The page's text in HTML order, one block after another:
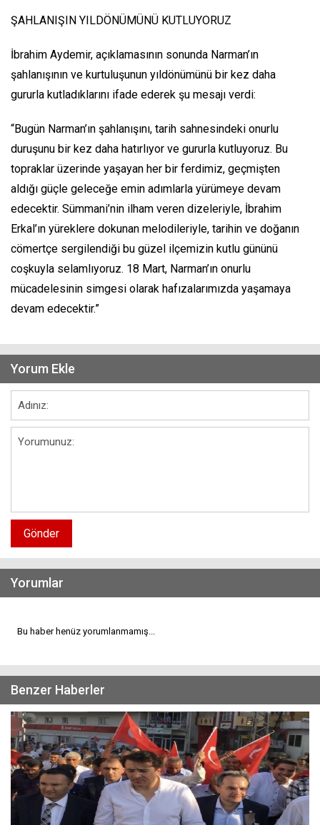
ŞAHLANIŞIN YILDÖNÜMÜNÜ KUTLUYORUZ
İbrahim Aydemir, açıklamasının sonunda Narman’ın
şahlanışının ve kurtuluşunun yıldönümünü bir kez daha
gururla kutladıklarını ifade ederek şu mesajı verdi:
“Bugün Narman’ın şahlanışını, tarih sahnesindeki onurlu
duruşunu bir kez daha hatırlıyor ve gururla kutluyoruz. Bu
topraklar üzerinde yaşayan her bir ferdimiz, geçmişten
aldığı güçle geleceğe emin adımlarla yürümeye devam
edecektir. Sümmani’nin ilham veren dizeleriyle, İbrahim
Erkal’ın yüreklere dokunan melodileriyle, tarihin ve doğanın
cömertçe sergilendiği bu güzel ilçemizin kutlu gününü
coşkuyla selamlıyoruz. 18 Mart, Narman’ın onurlu
mücadelesinin simgesi olarak hafızalarımızda yaşamaya
devam edecektir.”
Yorum Ekle
Gönder
Yorumlar
Bu haber henüz yorumlanmamış...
Benzer Haberler